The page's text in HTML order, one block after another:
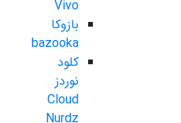
Vivo
بازوکا
bazooka
کلود
نوردز
Cloud
Nurdz